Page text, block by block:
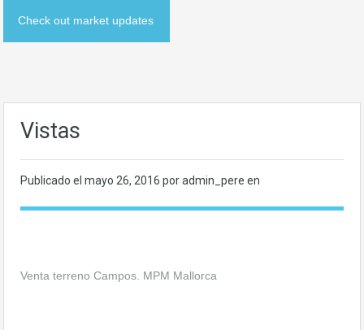
Check out market updates
Vistas
Publicado el mayo 26, 2016 por admin_pere en
Venta terreno Campos. MPM Mallorca